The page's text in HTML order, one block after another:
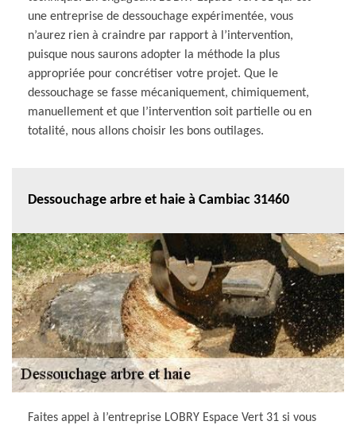
une entreprise de dessouchage expérimentée, vous
n’aurez rien à craindre par rapport à l’intervention,
puisque nous saurons adopter la méthode la plus
appropriée pour concrétiser votre projet. Que le
dessouchage se fasse mécaniquement, chimiquement,
manuellement et que l’intervention soit partielle ou en
totalité, nous allons choisir les bons outilages.
Dessouchage arbre et haie à Cambiac 31460
Faites appel à l’entreprise LOBRY Espace Vert 31 si vous